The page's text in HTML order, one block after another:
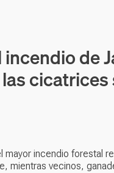
de
mayor incendio forestal
mientras vecinos,